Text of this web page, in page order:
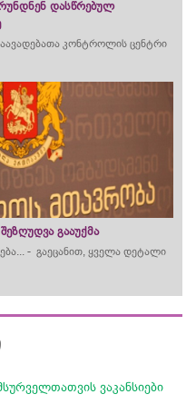
დასწრებულ
კონტროლის ცენტრი
გააუქმა
- გაეცანით, ყველა დეტალი
ვაკანსიები